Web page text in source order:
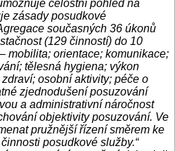
celostní pohled na
zásady posudkové
současných 36 úkonů
(129 činností) do 10
mobilita; orientace; komunikace;
tělesná hygiena; výkon
osobní aktivity; péče o
zjednodušení posuzování
a administrativní náročnost
objektivity posuzování. Ve
pružnější řízení směrem ke
posudkové služby.“